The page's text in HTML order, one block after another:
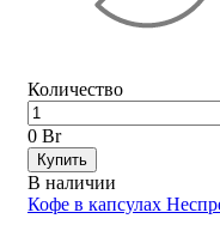
Количество
0 Br
Купить
В наличии
Кофе в капсулах